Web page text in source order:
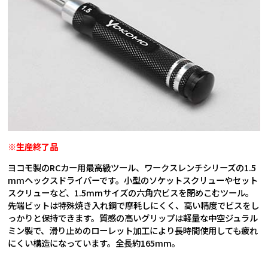
※生産終了品
ヨコモ製のRCカー用最高級ツール、ワークスレンチシリーズの1.5
mmヘックスドライバーです。小型のソケットスクリューやセット
スクリューなど、1.5mmサイズの六角穴ビスを閉めこむツール。
先端ビットは特殊焼き入れ鋼で摩耗しにくく、高い精度でビスをし
っかりと保持できます。質感の高いグリップは軽量な中空ジュラル
ミン製で、滑り止めのローレット加工により長時間使用しても疲れ
にくい構造になっています。全長約165mm。